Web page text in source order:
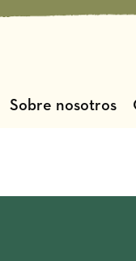
Sobre nosotros